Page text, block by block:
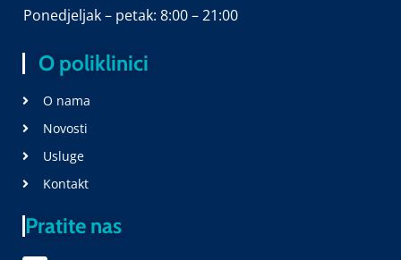
Ponedjeljak – petak: 8:00 – 21:00
O poliklinici
O nama
Novosti
Usluge
Kontakt
Pratite nas